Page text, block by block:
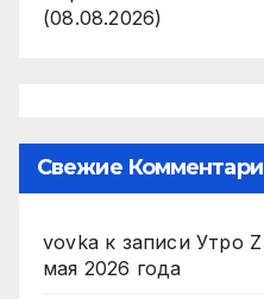
(08.08.2026)
Свежие
vovka к записи Утро
мая 2026 года